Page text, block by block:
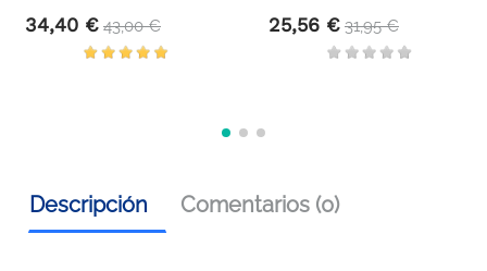
Precio
34,40 € Precio base
43,00 € Precio
25,56 € Precio base
31,95 €
Descripción Comentarios (0)